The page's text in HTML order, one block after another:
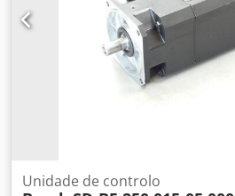
Unidade de controlo